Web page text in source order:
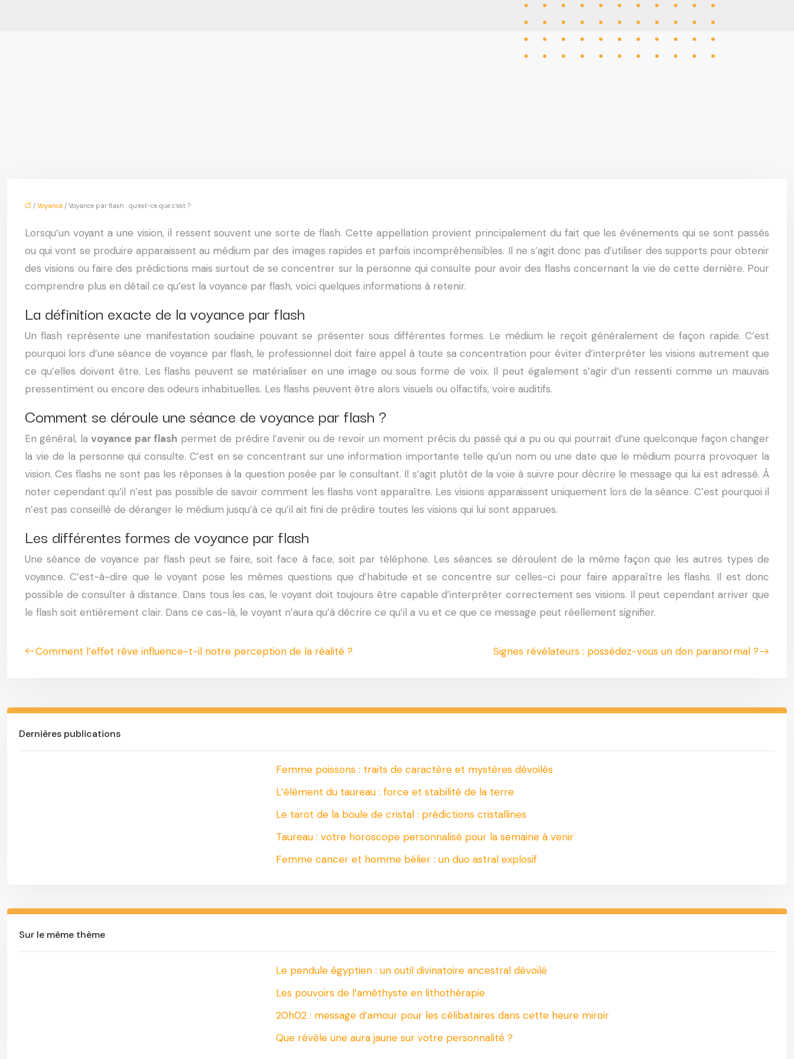
/ Voyance / Voyance par flash : qu’est-ce que c’est ?
Lorsqu’un voyant a une vision, il ressent souvent une sorte de flash. Cette appellation provient principalement du fait que les événements qui se sont passés
ou qui vont se produire apparaissent au médium par des images rapides et parfois incompréhensibles. Il ne s’agit donc pas d’utiliser des supports pour obtenir
des visions ou faire des prédictions mais surtout de se concentrer sur la personne qui consulte pour avoir des flashs concernant la vie de cette dernière. Pour
comprendre plus en détail ce qu’est la voyance par flash, voici quelques informations à retenir.
La définition exacte de la voyance par flash
Un flash représente une manifestation soudaine pouvant se présenter sous différentes formes. Le médium le reçoit généralement de façon rapide. C’est
pourquoi lors d’une séance de voyance par flash, le professionnel doit faire appel à toute sa concentration pour éviter d’interpréter les visions autrement que
ce qu’elles doivent être. Les flashs peuvent se matérialiser en une image ou sous forme de voix. Il peut également s’agir d’un ressenti comme un mauvais
pressentiment ou encore des odeurs inhabituelles. Les flashs peuvent être alors visuels ou olfactifs, voire auditifs.
Comment se déroule une séance de voyance par flash ?
En général, lavoyance par flash permet de prédire l’avenir ou de revoir un moment précis du passé qui a pu ou qui pourrait d’une quelconque façon changer
la vie de la personne qui consulte. C’est en se concentrant sur une information importante telle qu’un nom ou une date que le médium pourra provoquer la
vision. Ces flashs ne sont pas les réponses à la question posée par le consultant. Il s’agit plutôt de la voie à suivre pour décrire le message qui lui est adressé. À
noter cependant qu’il n’est pas possible de savoir comment les flashs vont apparaître. Les visions apparaissent uniquement lors de la séance. C’est pourquoi il
n’est pas conseillé de déranger le médium jusqu’à ce qu’il ait fini de prédire toutes les visions qui lui sont apparues.
Les différentes formes de voyance par flash
Une séance de voyance par flash peut se faire, soit face à face, soit par téléphone. Les séances se déroulent de la même façon que les autres types de
voyance. C’est-à-dire que le voyant pose les mêmes questions que d’habitude et se concentre sur celles-ci pour faire apparaître les flashs. Il est donc
possible de consulter à distance. Dans tous les cas, le voyant doit toujours être capable d’interpréter correctement ses visions. Il peut cependant arriver que
le flash soit entièrement clair. Dans ce cas-là, le voyant n’aura qu’à décrire ce qu’il a vu et ce que ce message peut réellement signifier.
Comment l’effet rêve influence-t-il notre perception de la réalité ? Signes révélateurs : possédez-vous un don paranormal ?
Dernières publications
Femme poissons : traits de caractère et mystères dévoilés
L’élément du taureau : force et stabilité de la terre
Le tarot de la boule de cristal : prédictions cristallines
Taureau : votre horoscope personnalisé pour la semaine à venir
Femme cancer et homme bélier : un duo astral explosif
Sur le même thème
Le pendule égyptien : un outil divinatoire ancestral dévoilé
Les pouvoirs de l’améthyste en lithothérapie
20h02 : message d’amour pour les célibataires dans cette heure miroir
Que révèle une aura jaune sur votre personnalité ?